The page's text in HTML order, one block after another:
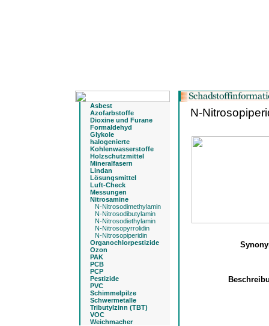
Asbest
Azofarbstoffe
Dioxine und Furane
Formaldehyd
Glykole
halogenierte
Kohlenwasserstoffe
Holzschutzmittel
Mineralfasern
Lindan
Lösungsmittel
Luft-Check
Messungen
Nitrosamine
N-Nitrosodimethylamin
N-Nitrosodibutylamin
N-Nitrosodiethylamin
N-Nitrosopyrrolidin
N-Nitrosopiperidin
Organochlorpestizide
Ozon
PAK
PCB
PCP
Pestizide
PVC
Schimmelpilze
Schwermetalle
Tributylzinn (TBT)
VOC
Weichmacher
N-